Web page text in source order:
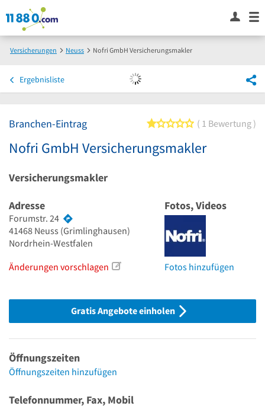
Versicherungen Neuss Nofri GmbH Versicherungsmakler
Ergebnisliste
Branchen-Eintrag 1 von 5 Sternen
1 Bewertung
Nofri GmbH Versicherungsmakler
Versicherungsmakler
Adresse
Forumstr. 24
41468 Neuss (Grimlinghausen)
Nordrhein-Westfalen
Änderungen vorschlagen
Fotos, Videos
Fotos hinzufügen
Gratis Angebote einholen
Öffnungszeiten
Öffnungszeiten hinzufügen
Telefonnummer, Fax, Mobil